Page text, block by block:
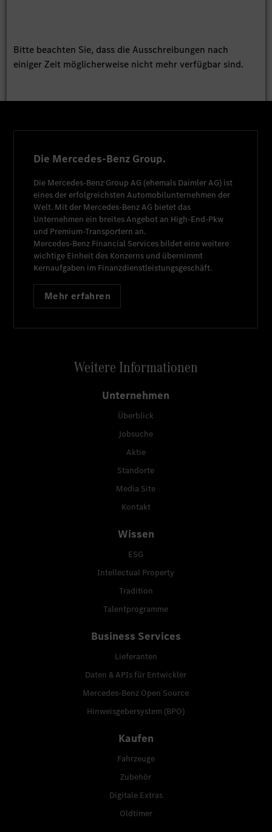
Bitte beachten Sie, dass die Ausschreibungen nach
einiger Zeit möglicherweise nicht mehr verfügbar sind.
Die Mercedes-Benz Group.
Die Mercedes-Benz Group AG (ehemals Daimler AG) ist
eines der erfolgreichsten Automobilunternehmen der
Welt. Mit der Mercedes-Benz AG bietet das
Unternehmen ein breites Angebot an High-End-Pkw
und Premium-Transportern an.
Mercedes-Benz Financial Services bildet eine weitere
wichtige Einheit des Konzerns und übernimmt
Kernaufgaben im Finanzdienstleistungsgeschäft.
Mehr erfahren
Weitere Informationen
Unternehmen
Überblick
Jobsuche
Aktie
Standorte
Media Site
Kontakt
Wissen
ESG
Intellectual Property
Tradition
Talentprogramme
Business Services
Lieferanten
Daten & APIs für Entwickler
Mercedes-Benz Open Source
Hinweisgebersystem (BPO)
Kaufen
Fahrzeuge
Zubehör
Digitale Extras
Oldtimer